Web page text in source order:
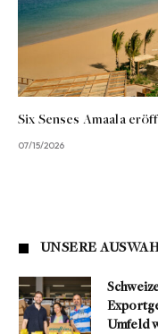
Six Senses Amaala
07/15/2026
UNSERE
Umfeld